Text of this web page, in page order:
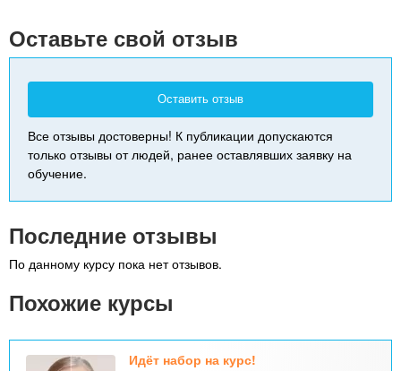
Оставьте свой отзыв
Оставить отзыв
Все отзывы достоверны! К публикации допускаются
только отзывы от людей, ранее оставлявших заявку на
обучение.
Последние отзывы
По данному курсу пока нет отзывов.
Похожие курсы
Идёт набор на курс!